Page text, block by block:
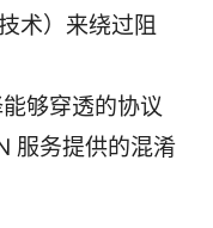
术）来绕过阻
够穿透的协议
服务提供的混淆